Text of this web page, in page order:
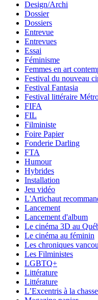
Design/Archi
Dossier
Dossiers
Entrevue
Entrevues
Essai
Féminisme
Femmes en art
Festival du nouveau
Festival Fantasia
Festival littéraire
FIFA
FIL
Filministe
Foire Papier
Fonderie Darling
FTA
Humour
Hybrides
Installation
Jeu vidéo
L'Artichaut
Lancement
Lancement d'album
Le cinéma 3D au
Le cinéma au féminin
Les chroniques
Les Filministes
LGBTQ+
Littérature
Littérature
L’Excentris à la